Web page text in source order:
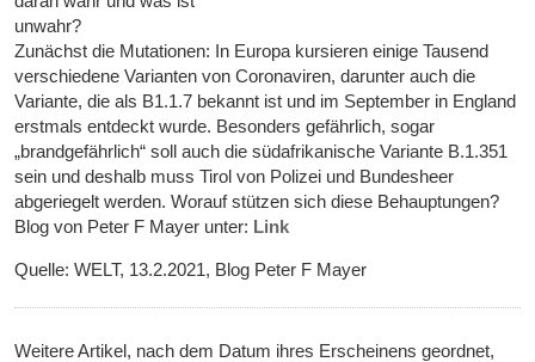
unwahr?
Zunächst die Mutationen: In Europa kursieren einige Tausend
verschiedene Varianten von Coronaviren, darunter auch die
Variante, die als B1.1.7 bekannt ist und im September in England
erstmals entdeckt wurde. Besonders gefährlich, sogar
„brandgefährlich“ soll auch die südafrikanische Variante B.1.351
sein und deshalb muss Tirol von Polizei und Bundesheer
abgeriegelt werden. Worauf stützen sich diese Behauptungen?
Blog von Peter F Mayer unter: Link
Quelle: WELT, 13.2.2021, Blog Peter F Mayer
Weitere Artikel, nach dem Datum ihres Erscheinens geordnet,